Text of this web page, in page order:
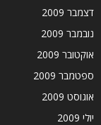
דצמבר 2009
נובמבר 2009
אוקטובר 2009
ספטמבר 2009
אוגוסט 2009
יולי 2009